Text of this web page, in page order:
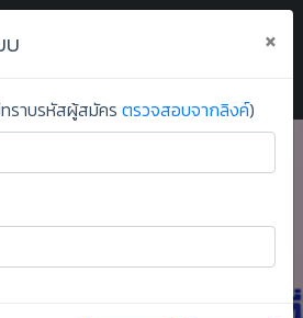
อนไลน์ ม.ราชภัฏสกลนคร
บ ×
ราบรหัสผู้สมัคร ตรวจสอบจากลิงค์)